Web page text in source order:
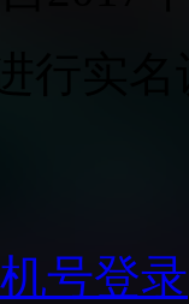
行实名
号登录